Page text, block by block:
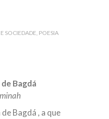
O Misericordioso! O Centro
nação islâmica pela chegada
Hejrita. Desejamos a
Ali Ibn Al-Hussein
SOCIEDADE POESIA
Bagdá
Bagdá , a que